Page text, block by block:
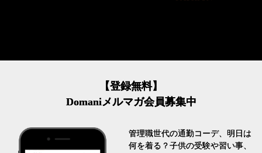
【登録無料】
Domaniメルマガ会員募集中
管理職世代の通勤コーデ、明日は
何を着る？子供の受験や習い事、